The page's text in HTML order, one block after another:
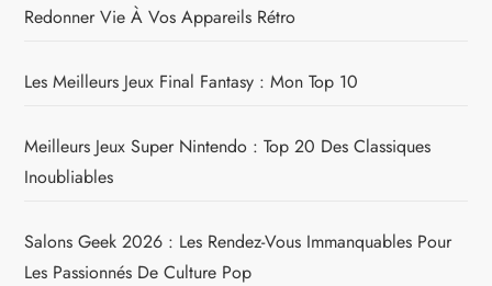
Redonner Vie À Vos Appareils Rétro
Les Meilleurs Jeux Final Fantasy : Mon Top 10
Meilleurs Jeux Super Nintendo : Top 20 Des Classiques
Inoubliables
Salons Geek 2026 : Les Rendez-Vous Immanquables Pour
Les Passionnés De Culture Pop